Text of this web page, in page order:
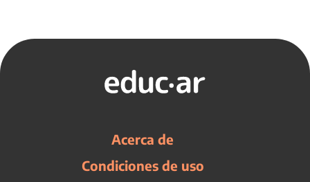
Acerca de
Condiciones de uso